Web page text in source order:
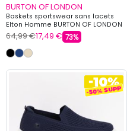
BURTON OF LONDON
Baskets sportswear sans lacets
Elton Homme BURTON OF LONDON
64,99 €17,49 € 73%